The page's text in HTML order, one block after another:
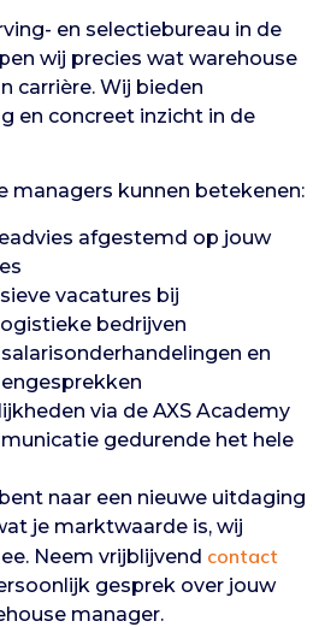
en selectiebureau in de
wij precies wat warehouse
carrière. Wij bieden
en concreet inzicht in de
managers kunnen betekenen:
afgestemd op jouw
vacatures bij
bedrijven
en
via de AXS Academy
gedurende het hele
naar een nieuwe uitdaging
je marktwaarde is, wij
Neem vrijblijvend contact
gesprek over jouw
manager.